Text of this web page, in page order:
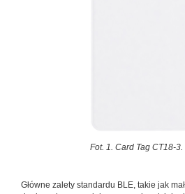
Fot. 1. Card Tag CT18-
Główne zalety standardu BLE, takie jak